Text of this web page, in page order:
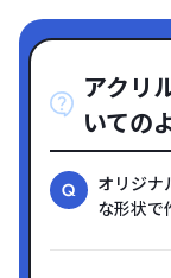
アクリ
いての
オリジナ
な形状で